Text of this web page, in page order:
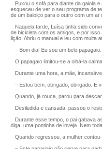
Puxou o sofá para diante da gaiola
esqueceu de ver o seu programa de
de um baloiço para o outro com um ar
Naquela tarde, Luísa tinha sido
de bicicleta com os amigos, e por
lição. Abriu o manual e leu com muita
– Bom dia! Eu sou um belo
O papagaio limitou-se a olhá-la
Durante uma hora, a mãe,
– Estou bem, obrigado, obrigado. E
Quando, já rouca, parou para
Desiludida e cansada, passou o
Durante esse tempo, o pai gabava
diga, uma pontinha de inveja. Nem
Quando regressou, a mulher